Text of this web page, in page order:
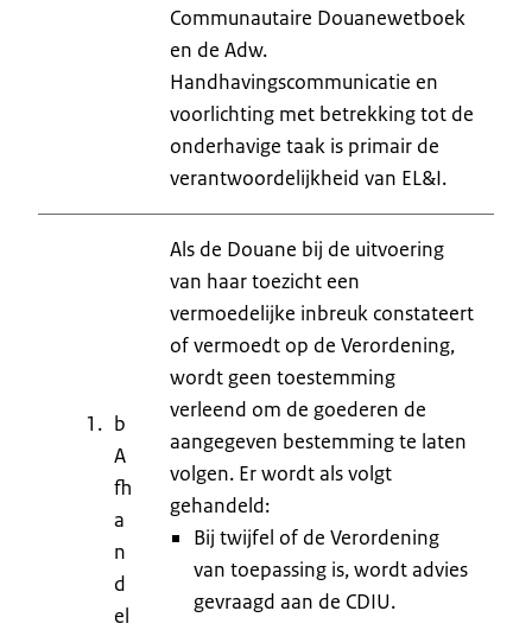
Communautaire Douanewetboek
en de Adw.
Handhavingscommunicatie en
voorlichting met betrekking tot de
onderhavige taak is primair de
verantwoordelijkheid van EL&I.
b
A
fh
a
n
d
el
Als de Douane bij de uitvoering
van haar toezicht een
vermoedelijke inbreuk constateert
of vermoedt op de Verordening,
wordt geen toestemming
verleend om de goederen de
aangegeven bestemming te laten
volgen. Er wordt als volgt
gehandeld:
Bij twijfel of de Verordening
van toepassing is, wordt advies
gevraagd aan de CDIU.